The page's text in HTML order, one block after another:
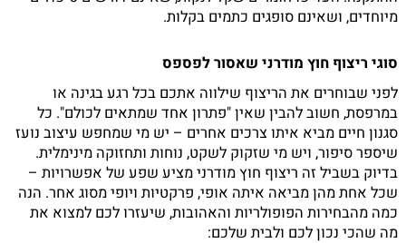
מיוחדים, ושאינם סופגים כתמים בקלות.
סוגי ריצוף חוץ מודרני שאסור לפספס
לפני שבוחרים את הריצוף שילווה אתכם בכל רגע בגינה או
במרפסת, חשוב להבין שאין "פתרון אחד שמתאים לכולם". כל
סגנון חיים מביא איתו צרכים אחרים – יש מי שמחפש עיצוב נועז
שיספר סיפור, ויש מי שזקוק לשקט, נוחות ותחזוקה מינימלית.
בדיוק בשביל זה ריצוף חוץ מודרני מציע שפע של אפשרויות –
שכל אחת מהן מביאה איתה אופי, פרקטיות ויופי מסוג אחר. הנה
כמה מהבחירות הפופולריות והאהובות, שיעזרו לכם למצוא את
מה שהכי נכון לכם ולבית שלכם: